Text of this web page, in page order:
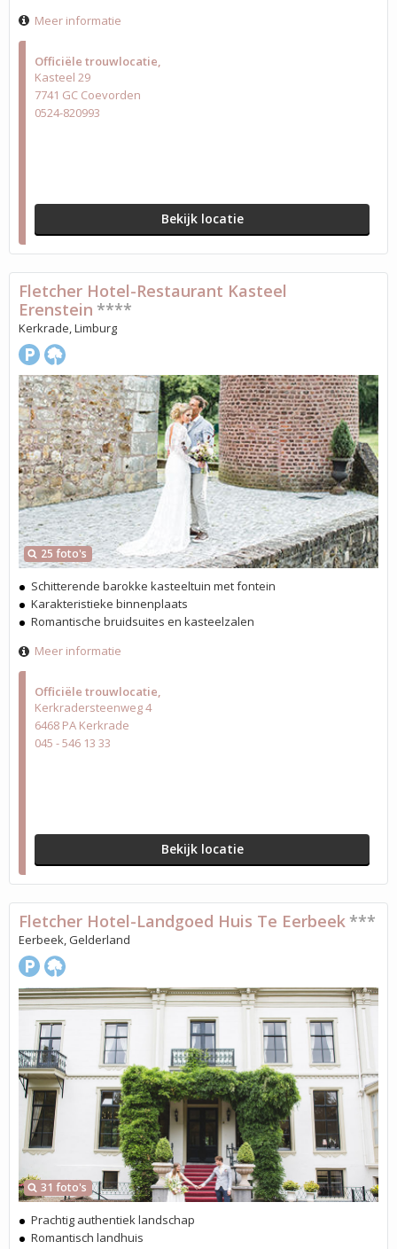
Officiële trouwlocatie
Kasteel 29
7741 GC Coevorden
0524-820993
Bekijk locatie
Meer informatie
Officiële trouwlocatie
Kerkradersteenweg 4
6468 PA Kerkrade
045 - 546 13 33
Bekijk locatie
25 foto's
Fletcher Hotel-Restaurant Kasteel
Erenstein ****
Kerkrade, Limburg
Schitterende barokke kasteeltuin met fontein
Karakteristieke binnenplaats
Romantische bruidsuites en kasteelzalen
Meer informatie
31 foto's
Fletcher Hotel-Landgoed Huis Te Eerbeek ***
Eerbeek, Gelderland
Prachtig authentiek landschap
Romantisch landhuis